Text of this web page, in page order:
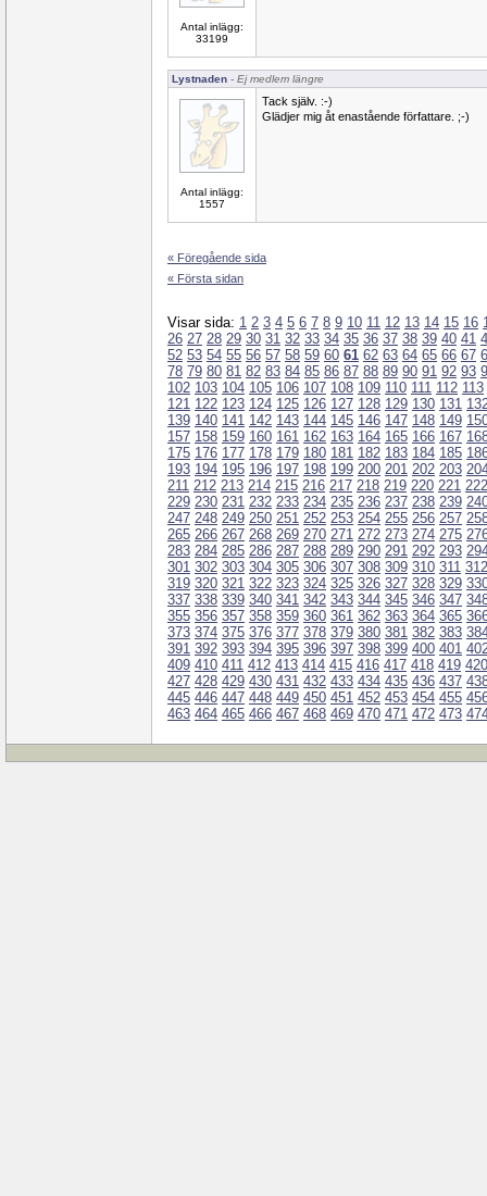
Antal inlägg:
33199
Lystnaden - Ej medlem längre
Antal inlägg:
1557
Tack själv. :-)
Glädjer mig åt enastående författare. ;-)
« Föregående sida
« Första sidan
Visar sida: 1 2 3 4 5 6 7 8 9 10 11 12 13 14 15 16
26 27 28 29 30 31 32 33 34 35 36 37 38 39 40 41
52 53 54 55 56 57 58 59 60 61 62 63 64 65 66 67
78 79 80 81 82 83 84 85 86 87 88 89 90 91 92 93
102 103 104 105 106 107 108 109 110 111 112 113
121 122 123 124 125 126 127 128 129 130 131
139 140 141 142 143 144 145 146 147 148 149
157 158 159 160 161 162 163 164 165 166 167
175 176 177 178 179 180 181 182 183 184 185
193 194 195 196 197 198 199 200 201 202 203
211 212 213 214 215 216 217 218 219 220 221 222
229 230 231 232 233 234 235 236 237 238 239
247 248 249 250 251 252 253 254 255 256 257
265 266 267 268 269 270 271 272 273 274 275
283 284 285 286 287 288 289 290 291 292 293
301 302 303 304 305 306 307 308 309 310 311 312
319 320 321 322 323 324 325 326 327 328 329
337 338 339 340 341 342 343 344 345 346 347
355 356 357 358 359 360 361 362 363 364 365
373 374 375 376 377 378 379 380 381 382 383
391 392 393 394 395 396 397 398 399 400 401
409 410 411 412 413 414 415 416 417 418 419 420
427 428 429 430 431 432 433 434 435 436 437
445 446 447 448 449 450 451 452 453 454 455
463 464 465 466 467 468 469 470 471 472 473